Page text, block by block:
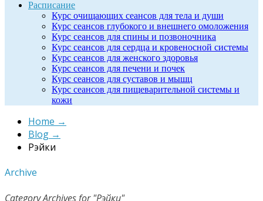
Расписание
Курс очищающих сеансов для тела и души
Курс сеансов глубокого и внешнего омоложения
Курс сеансов для спины и позвоночника
Курс сеансов для сердца и кровеносной системы
Курс сеансов для женского здоровья
Курс сеансов для печени и почек
Курс сеансов для суставов и мышц
Курс сеансов для пищеварительной системы и
кожи
Home →
Blog →
Рэйки
Archive
Category Archives for "Рэйки"